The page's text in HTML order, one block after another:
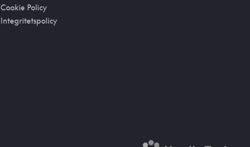
Cookie Policy
Integritetspolicy